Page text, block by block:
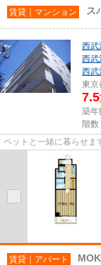
賃貸｜マンション ス
西武
西武
西武
東京
7.5
築年
階数
ペットと一緒に暮らせ
賃貸｜アパート